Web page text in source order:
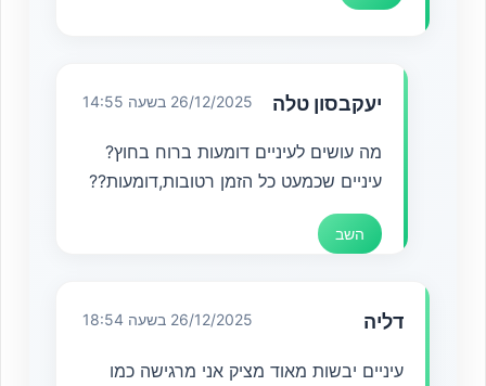
יעקבסון טלה 26/12/2025 בשעה 14:55
מה עושים לעיניים דומעות ברוח בחוץ?
עיניים שכמעט כל הזמן רטובות,דומעות??
השב
דליה 26/12/2025 בשעה 18:54
עיניים יבשות מאוד מציק אני מרגישה כמו